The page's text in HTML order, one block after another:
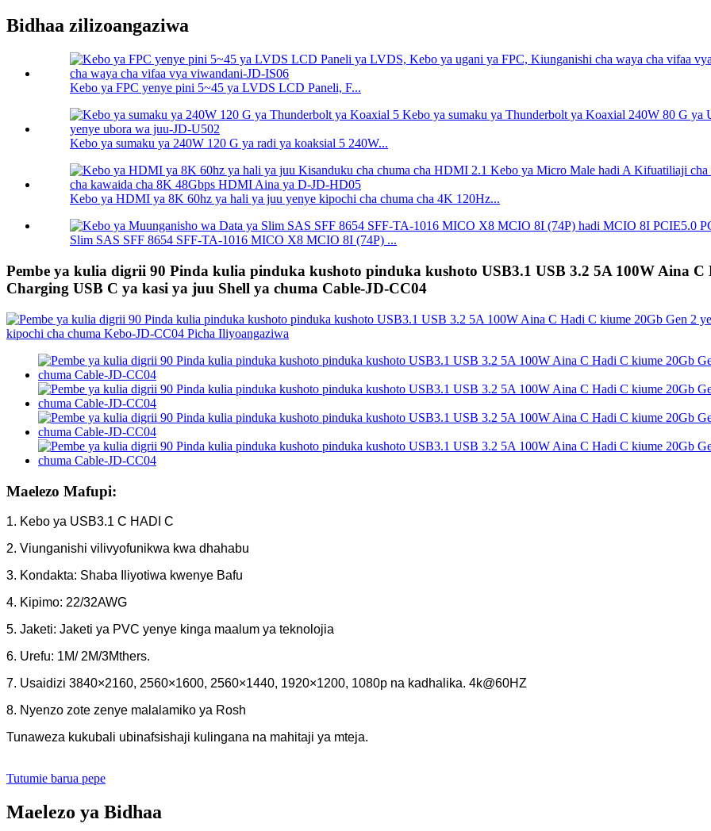
Bidhaa zilizoangaziwa
Kebo ya FPC yenye pini 5~45 ya LVDS LCD Paneli, F...
Kebo ya sumaku ya 240W 120 G ya radi ya koaksial 5 240W...
Kebo ya HDMI ya 8K 60hz ya hali ya juu yenye kipochi cha chuma cha 4K 120Hz...
Slim SAS SFF 8654 SFF-TA-1016 MICO X8 MCIO 8I (74P) ...
Pembe ya kulia digrii 90 Pinda kulia pinduka kushoto pinduka kushoto USB3.1 USB 3.2 5A 100W Aina
Charging USB C ya kasi ya juu Shell ya chuma Cable-JD-CC04
Maelezo Mafupi:
1. Kebo ya USB3.1 C HADI C
2. Viunganishi vilivyofunikwa kwa dhahabu
3. Kondakta: Shaba Iliyotiwa kwenye Bafu
4. Kipimo: 22/32AWG
5. Jaketi: Jaketi ya PVC yenye kinga maalum ya teknolojia
6. Urefu: 1M/ 2M/3Mthers.
7. Usaidizi 3840×2160, 2560×1600, 2560×1440, 1920×1200, 1080p na kadhalika. 4k@60HZ
8. Nyenzo zote zenye malalamiko ya Rosh
Tunaweza kukubali ubinafsishaji kulingana na mahitaji ya mteja.
Tutumie barua pepe
Maelezo ya Bidhaa